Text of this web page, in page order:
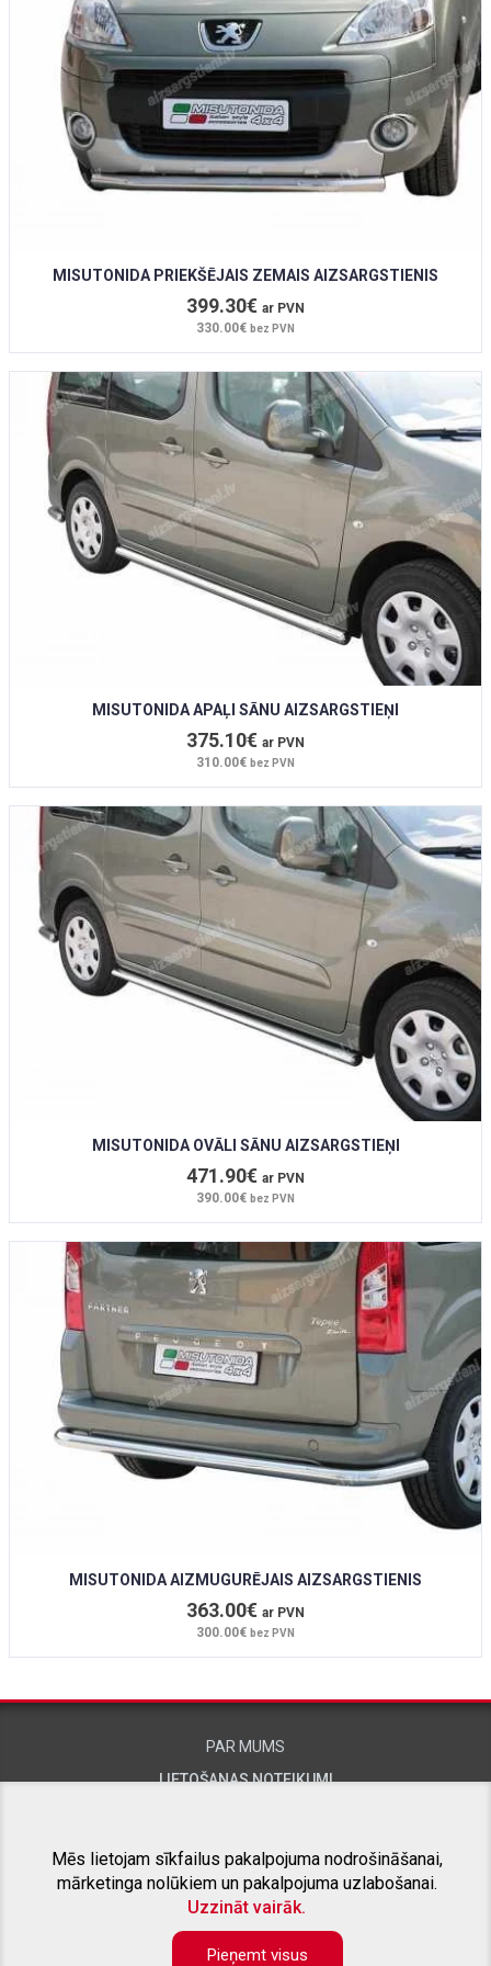
MISUTONIDA PRIEKŠĒJAIS ZEMAIS AIZSARGSTIENIS
399.30€ ar PVN
330.00€ bez PVN
MISUTONIDA APAĻI SĀNU AIZSARGSTIEŅI
375.10€ ar PVN
310.00€ bez PVN
MISUTONIDA OVĀLI SĀNU AIZSARGSTIEŅI
471.90€ ar PVN
390.00€ bez PVN
MISUTONIDA AIZMUGURĒJAIS AIZSARGSTIENIS
363.00€ ar PVN
300.00€ bez PVN
PAR MUMS
LIETOŠANAS NOTEIKUMI
SAISTĪTIE PROJEKTI
Mēs lietojam sīkfailus pakalpojuma nodrošināšanai,
mārketinga nolūkiem un pakalpojuma uzlabošanai.
Uzzināt vairāk.
Pieņemt visus